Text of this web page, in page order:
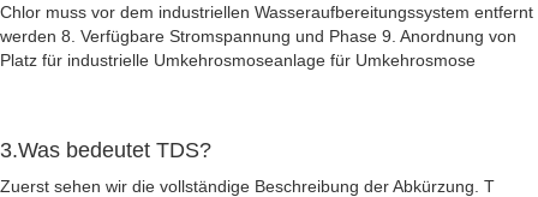
Chlor muss vor dem industriellen Wasseraufbereitungssystem entfernt
werden 8. Verfügbare Stromspannung und Phase 9. Anordnung von
Platz für industrielle Umkehrosmoseanlage für Umkehrosmose
3.Was bedeutet TDS?
Zuerst sehen wir die vollständige Beschreibung der Abkürzung. T